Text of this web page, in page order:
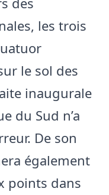
les trois
le sol des
inaugurale
du Sud n’a
De son
également
points dans